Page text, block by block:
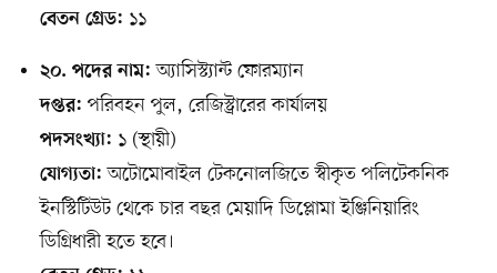
বেতন গ্রেড: ১১
২০. পদের নাম: অ্যাসিস্ট্যান্ট ফোরম্যান
দপ্তর: পরিবহন পুল, রেজিস্ট্রারের কার্যালয়
পদসংখ্যা: ১ (স্থায়ী)
যোগ্যতা: অটোমোবাইল টেকনোলজিতে স্বীকৃত পলিটেকনিক
ইনস্টিটিউট থেকে চার বছর মেয়াদি ডিপ্লোমা ইঞ্জিনিয়ারিং
ডিগ্রিধারী হতে হবে।